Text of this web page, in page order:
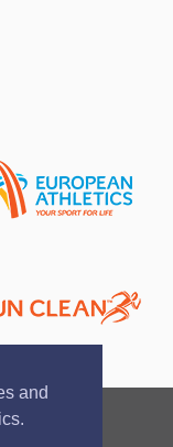
and